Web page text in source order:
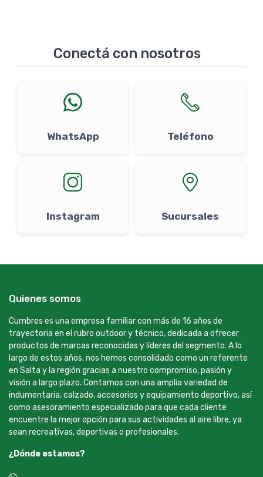
Conectá con nosotros
WhatsApp Teléfono
Instagram Sucursales
Quienes somos
Cumbres es una empresa familiar con más de 16 años de
trayectoria en el rubro outdoor y técnico, dedicada a ofrecer
productos de marcas reconocidas y líderes del segmento. A lo
largo de estos años, nos hemos consolidado como un referente
en Salta y la región gracias a nuestro compromiso, pasión y
visión a largo plazo. Contamos con una amplia variedad de
indumentaria, calzado, accesorios y equipamiento deportivo, así
como asesoramiento especializado para que cada cliente
encuentre la mejor opción para sus actividades al aire libre, ya
sean recreativas, deportivas o profesionales.
¿Dónde estamos?